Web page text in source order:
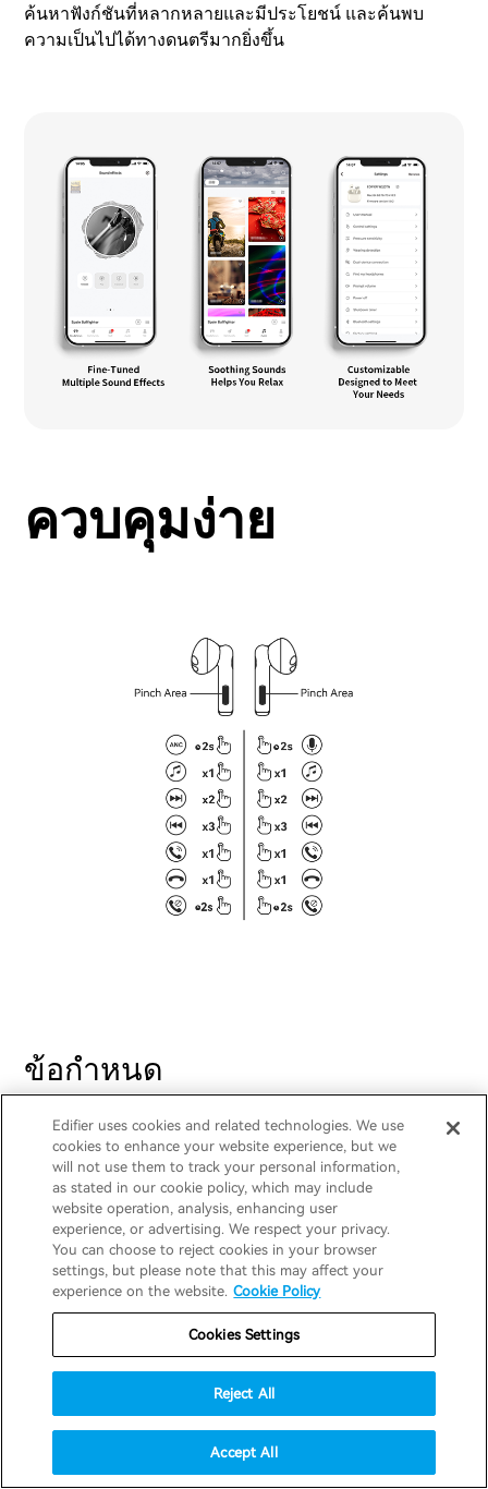
ค้นหาฟังก์ชันที่หลากหลายและมีประโยชน์ และค้นพบ
ความเป็นไปได้ทางดนตรีมากยิ่งขึ้น
ควบคุมง่าย
ข้อกำหนด
แบตเตอรี่:
พอร์ตชาร์จ:
USB-C (Type-C)
อินพุต:
5V ⎓ 200mA (หูฟัง)
เวลาในการชาร์จ:
About 1 hours (หูฟัง)
About1.5 hours (เคสชาร์จ)
Edifier uses cookies and related technologies. We use
cookies to enhance your website experience, but we
will not use them to track your personal information,
as stated in our cookie policy, which may include
website operation, analysis, enhancing user
experience, or advertising. We respect your privacy.
You can choose to reject cookies in your browser
settings, but please note that this may affect your
experience on the website. Cookie Policy
Cookies Settings
Reject All
Accept All